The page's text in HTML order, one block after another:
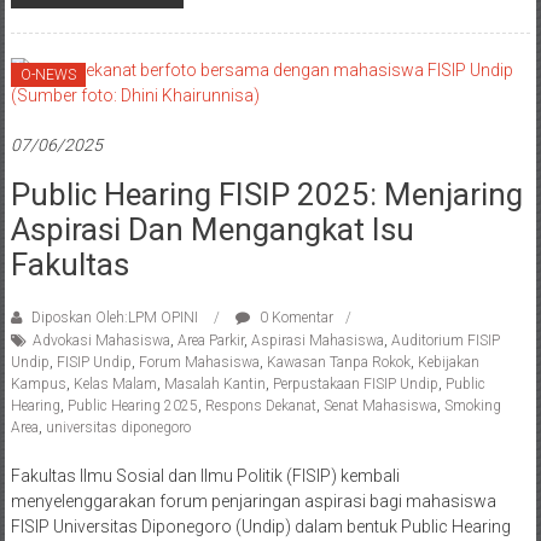
O-NEWS
07/06/2025
Public Hearing FISIP 2025: Menjaring
Aspirasi Dan Mengangkat Isu
Fakultas
Diposkan Oleh:LPM OPINI
0 Komentar
Advokasi Mahasiswa, Area Parkir, Aspirasi Mahasiswa, Auditorium FISIP
Undip, FISIP Undip, Forum Mahasiswa, Kawasan Tanpa Rokok, Kebijakan
Kampus, Kelas Malam, Masalah Kantin, Perpustakaan FISIP Undip, Public
Hearing, Public Hearing 2025, Respons Dekanat, Senat Mahasiswa, Smoking
Area, universitas diponegoro
Fakultas Ilmu Sosial dan Ilmu Politik (FISIP) kembali
menyelenggarakan forum penjaringan aspirasi bagi mahasiswa
FISIP Universitas Diponegoro (Undip) dalam bentuk Public Hearing